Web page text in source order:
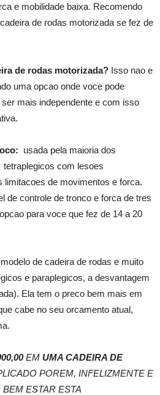
e mobilidade baixa. Recomendo
de rodas motorizada se fez de
de rodas motorizada? Isso nao e
uma opcao onde voce pode
mais independente e com isso
usada pela maioria dos
com lesoes
limitacoes de movimentos e forca.
de controle de tronco e forca de tres
para voce que fez de 14 a 20
de cadeira de rodas e muito
e paraplegicos, a desvantagem
Ela tem o preco bem mais em
cabe no seu orcamento atual,
EM UMA CADEIRA DE
POREM, INFELIZMENTE E
ESTAR ESTA